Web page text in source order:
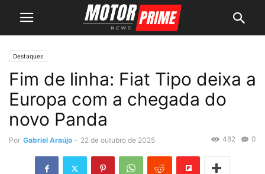
Destaques
Fim de linha: Fiat Tipo deixa a
Europa com a chegada do
novo Panda
Por Gabriel Araújo - 22 de outubro de 2025 0
482